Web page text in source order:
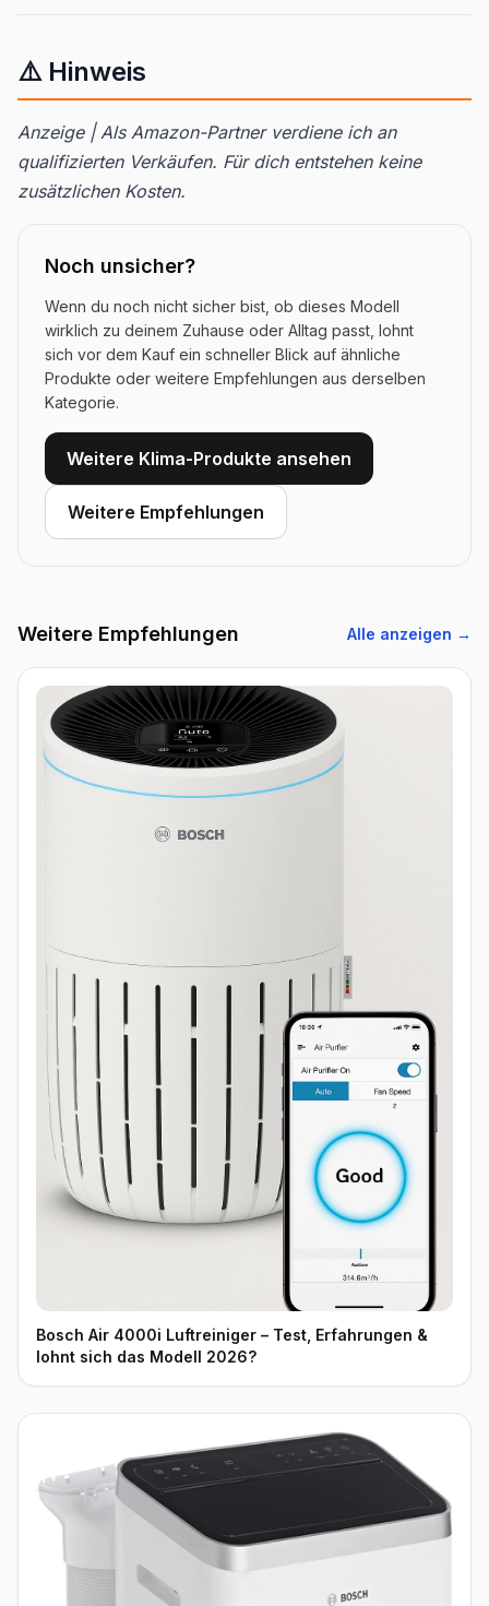
⚠️ Hinweis
Anzeige | Als Amazon-Partner verdiene ich an
qualifizierten Verkäufen. Für dich entstehen keine
zusätzlichen Kosten.
Noch unsicher?
Wenn du noch nicht sicher bist, ob dieses Modell
wirklich zu deinem Zuhause oder Alltag passt, lohnt
sich vor dem Kauf ein schneller Blick auf ähnliche
Produkte oder weitere Empfehlungen aus derselben
Kategorie.
Weitere Klima-Produkte ansehen
Weitere Empfehlungen
Weitere Empfehlungen Alle anzeigen →
Bosch Air 4000i Luftreiniger – Test, Erfahrungen &
lohnt sich das Modell 2026?